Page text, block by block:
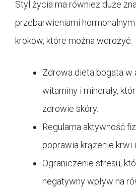
Styl życia ma również duże
przebarwieniami
kroków, które można wdrożyć:
Zdrowa dieta bogata w
witaminy i minerały,
zdrowie skóry.
Regularna aktywność
poprawia krążenie krwi
Ograniczenie stresu,
negatywny wpływ na